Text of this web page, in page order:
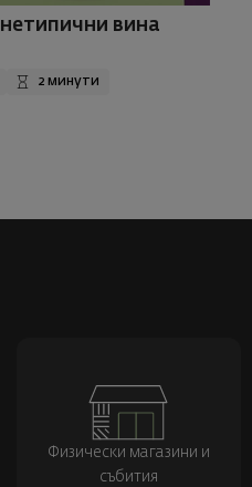
вина
2 минути
Физически магазини и
събития